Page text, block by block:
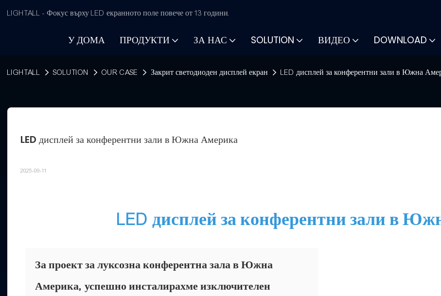
LIGHTALL - Фокус върху LED екранното поле повече от 13 години.
У ДОМА ПРОДУКТИ ЗА НАС SOLUTION ВИДЕО DOWNLOAD
LIGHTALL SOLUTION OUR CASE Закрит светодиоден дисплей екран LED дисплей за конферентни зали в Южна
LED дисплей за конферентни зали в Южна Америка
2025-09-11
LED дисплей за конферентни зали в
За проект за луксозна конферентна зала в Южна
Америка, успешно инсталирахме изключителен